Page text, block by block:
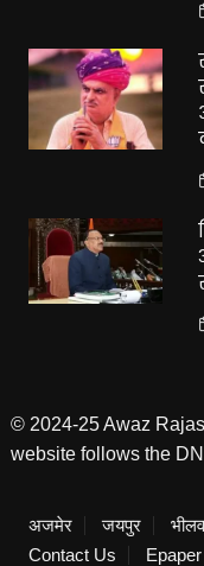
© 2024-25 Awaz
website follows the
अजमेर जयपुर
Contact Us
Epaper